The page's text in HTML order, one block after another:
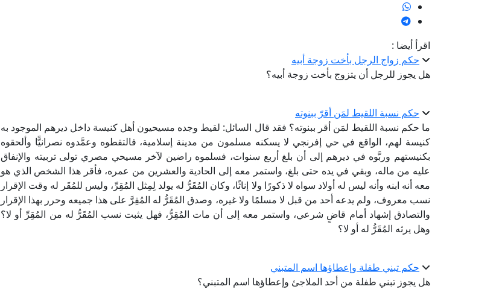
اقرأ أيضا :
حكم زواج الرجل بأخت زوجة أبيه
هل يجوز للرجل أن يتزوج بأخت زوجة أبيه؟
حكم نسبة اللقيط لمَن أقرّ ببنوته
ما حكم نسبة اللقيط لمَن أقر ببنوته؟ فقد قال السائل: لقيط وجده مسيحيون أهل كنيسة داخل ديرهم الموجود به
كنيسة لهم، الواقع في حي إفرنجي لا يسكنه مسلمون من مدينة إسلامية، فالتقطوه وعمَّدوه نصرانيًّا وألحقوه
بكنيستهم وربَّوه في ديرهم إلى أن بلغ أربع سنوات، فسلموه راضين لآخر مسيحي مصري تولى تربيته والإنفاق
عليه من ماله، وبقي في يده حتى بلغ، واستمر معه إلى الحادية والعشرين من عمره، فأقر هذا الشخص الذي هو
معه أنه ابنه وأنه ليس له أولاد سواه لا ذكورًا ولا إناثًا، وكان المُقَرُّ له يولد لِمِثل المُقِرِّ، وليس للمُقَر له وقت الإقرار
نسب معروف، ولم يدعه أحد من قبل لا مسلمًا ولا غيره، وصدق المُقَرُّ له المُقِرَّ على هذا جميعه وحرر بهذا الإقرار
والتصادق إشهاد أمام قاضٍ شرعي، واستمر معه إلى أن مات المُقِرُّ، فهل يثبت نسب المُقَرُّ له من المُقِرِّ أو لا؟
وهل يرثه المُقَرُّ له أو لا؟
حكم تبني طفلة وإعطاؤها اسم المتبني
هل يجوز تبني طفلة من أحد الملاجئ وإعطاؤها اسم المتبني؟